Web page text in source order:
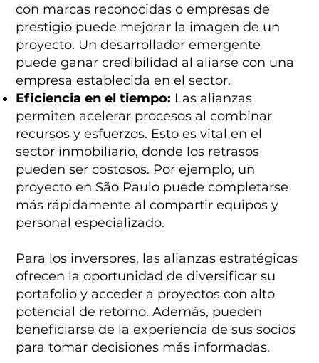
con marcas reconocidas o empresas de
prestigio puede mejorar la imagen de un
proyecto. Un desarrollador emergente
puede ganar credibilidad al aliarse con una
empresa establecida en el sector.
Eficiencia en el tiempo: Las alianzas
permiten acelerar procesos al combinar
recursos y esfuerzos. Esto es vital en el
sector inmobiliario, donde los retrasos
pueden ser costosos. Por ejemplo, un
proyecto en São Paulo puede completarse
más rápidamente al compartir equipos y
personal especializado.
Para los inversores, las alianzas estratégicas
ofrecen la oportunidad de diversificar su
portafolio y acceder a proyectos con alto
potencial de retorno. Además, pueden
beneficiarse de la experiencia de sus socios
para tomar decisiones más informadas.